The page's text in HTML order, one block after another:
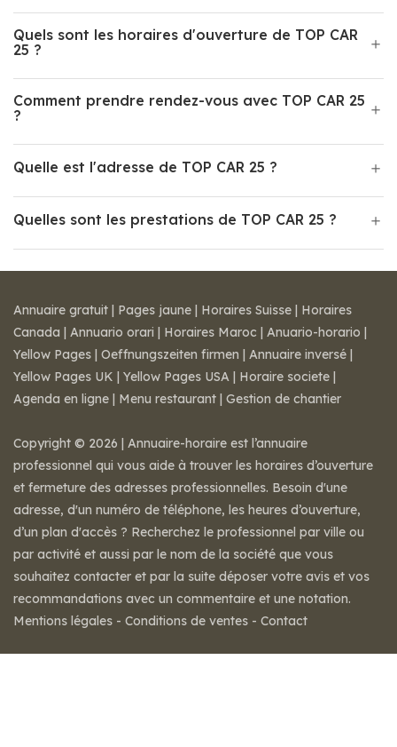
Quels sont les horaires d'ouverture de TOP CAR
25 ?
Comment prendre rendez-vous avec TOP CAR 25
?
Quelle est l'adresse de TOP CAR 25 ?
Quelles sont les prestations de TOP CAR 25 ?
Annuaire gratuit | Pages jaune | Horaires Suisse | Horaires
Canada | Annuario orari | Horaires Maroc | Anuario-horario |
Yellow Pages | Oeffnungszeiten firmen | Annuaire inversé |
Yellow Pages UK | Yellow Pages USA | Horaire societe |
Agenda en ligne | Menu restaurant | Gestion de chantier
Copyright © 2026 | Annuaire-horaire est l’annuaire
professionnel qui vous aide à trouver les horaires d’ouverture
et fermeture des adresses professionnelles. Besoin d'une
adresse, d'un numéro de téléphone, les heures d’ouverture,
d’un plan d'accès ? Recherchez le professionnel par ville ou
par activité et aussi par le nom de la société que vous
souhaitez contacter et par la suite déposer votre avis et vos
recommandations avec un commentaire et une notation.
Mentions légales - Conditions de ventes - Contact